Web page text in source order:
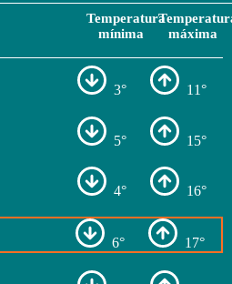
Temperatura
mínima
máxima
3° 11°
5° 15°
4° 16°
6° 17°